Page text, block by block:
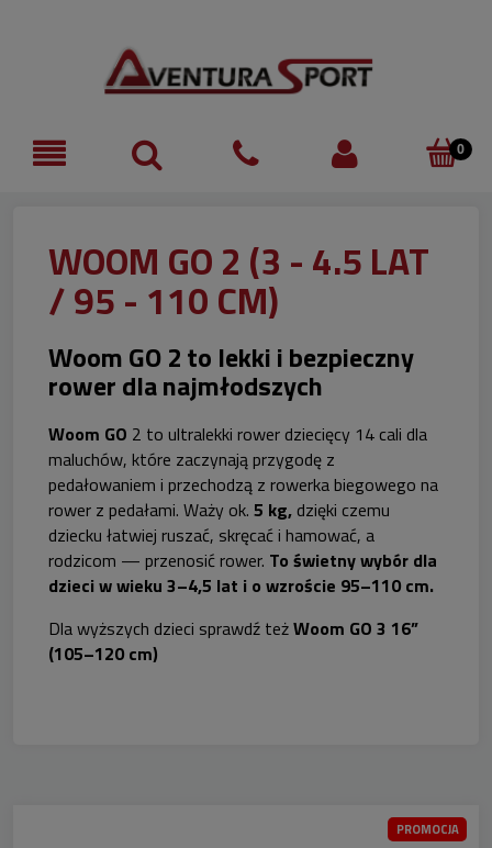
WOOM GO 2 (3 - 4.5 LAT
/ 95 - 110 CM)
Woom GO 2 to lekki i bezpieczny
rower dla najmłodszych
Woom GO 2 to ultralekki rower dziecięcy 14 cali dla
maluchów, które zaczynają przygodę z
pedałowaniem i przechodzą z rowerka biegowego na
rower z pedałami. Waży ok. 5 kg,dzięki czemu
dziecku łatwiej ruszać, skręcać i hamować, a
rodzicom — przenosić rower. To świetny wybór dla
dzieci w wieku 3–4,5 lat i o wzroście 95–110 cm.
Dla wyższych dzieci sprawdź teżWoom GO 3 16”
(105–120 cm)
PROMOCJA